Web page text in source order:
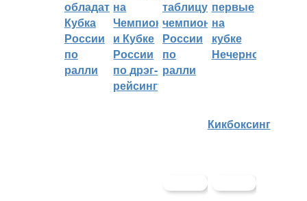
обладателем
Кубка
России
по
ралли
на
Чемпионате
и Кубке
России
по дрэг-
рейсингу
таблицу
чемпионата
России
по
ралли
первые
на
кубке
Нечерноземья
Кикбоксинг